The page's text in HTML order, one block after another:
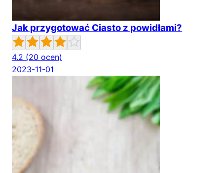
Jak przygotować Ciasto z powidłami?
4.2 (20 ocen)
2023-11-01